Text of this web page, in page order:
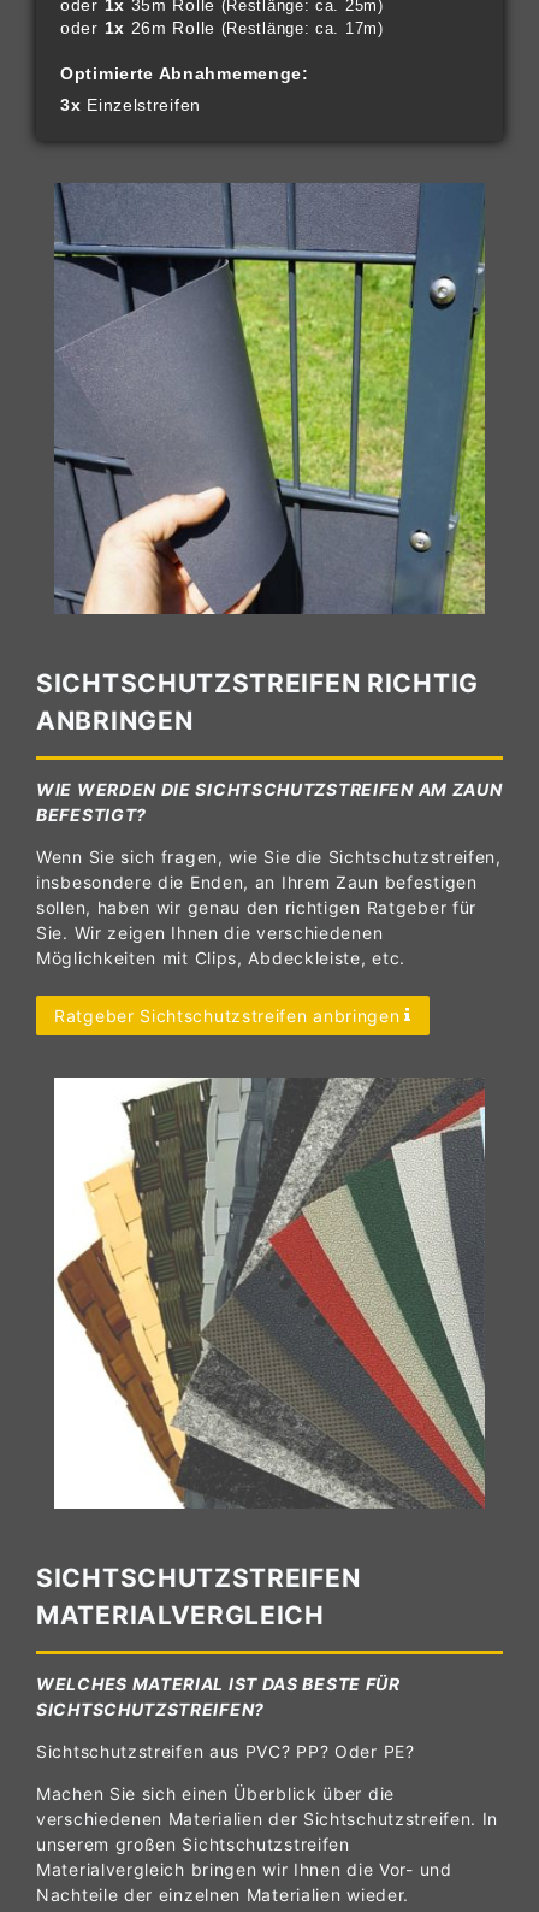
oder 1x 35m Rolle (Restlänge: ca. 25m)
oder 1x 26m Rolle (Restlänge: ca. 17m)
Optimierte Abnahmemenge:
3x Einzelstreifen
SICHTSCHUTZSTREIFEN RICHTIG
ANBRINGEN
WIE WERDEN DIE SICHTSCHUTZSTREIFEN AM ZAUN
BEFESTIGT?
Wenn Sie sich fragen, wie Sie die Sichtschutzstreifen,
insbesondere die Enden, an Ihrem Zaun befestigen
sollen, haben wir genau den richtigen Ratgeber für
Sie. Wir zeigen Ihnen die verschiedenen
Möglichkeiten mit Clips, Abdeckleiste, etc.
Ratgeber Sichtschutzstreifen anbringen
SICHTSCHUTZSTREIFEN
MATERIALVERGLEICH
WELCHES MATERIAL IST DAS BESTE FÜR
SICHTSCHUTZSTREIFEN?
Sichtschutzstreifen aus PVC? PP? Oder PE?
Machen Sie sich einen Überblick über die
verschiedenen Materialien der Sichtschutzstreifen. In
unserem großen Sichtschutzstreifen
Materialvergleich bringen wir Ihnen die Vor- und
Nachteile der einzelnen Materialien wieder.